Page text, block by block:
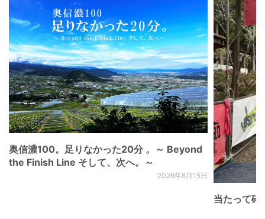
奥信濃100。足りなかった20分 。～ Beyond
the Finish Line そして、次へ。～
2026年6月15日
当たって砕